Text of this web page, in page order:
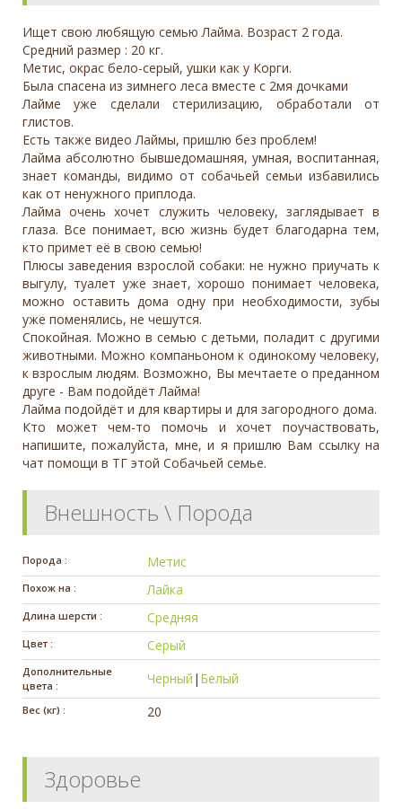
Ищет свою любящую семью Лайма. Возраст 2 года.
Средний размер : 20 кг.
Метис, окрас бело-серый, ушки как у Корги.
Была спасена из зимнего леса вместе с 2мя дочками
Лайме уже сделали стерилизацию, обработали от
глистов.
Есть также видео Лаймы, пришлю без проблем!
Лайма абсолютно бывшедомашняя, умная, воспитанная,
знает команды, видимо от собачьей семьи избавились
как от ненужного приплода.
Лайма очень хочет служить человеку, заглядывает в
глаза. Все понимает, всю жизнь будет благодарна тем,
кто примет её в свою семью!
Плюсы заведения взрослой собаки: не нужно приучать к
выгулу, туалет уже знает, хорошо понимает человека,
можно оставить дома одну при необходимости, зубы
уже поменялись, не чешутся.
Спокойная. Можно в семью с детьми, поладит с другими
животными. Можно компаньоном к одинокому человеку,
к взрослым людям. Возможно, Вы мечтаете о преданном
друге - Вам подойдёт Лайма!
Лайма подойдёт и для квартиры и для загородного дома.
Кто может чем-то помочь и хочет поучаствовать,
напишите, пожалуйста, мне, и я пришлю Вам ссылку на
чат помощи в ТГ этой Собачьей семье.
Внешность \ Порода
Порода : Метис
Похож на : Лайка
Длина шерсти : Средняя
Цвет : Серый
Дополнительные
цвета :
Черный | Белый
Вес (кг) : 20
Здоровье